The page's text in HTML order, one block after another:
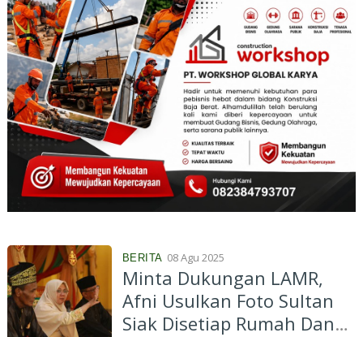
BERITA 08 Agu 2025
Minta Dukungan LAMR,
Afni Usulkan Foto Sultan
Siak Disetiap Rumah Dan